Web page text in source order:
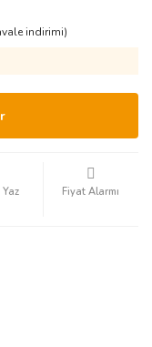
indirimi)
Yaz Fiyat Alarmı